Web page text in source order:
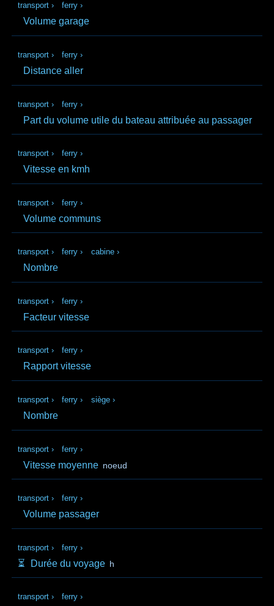
transport › ferry ›
Volume garage
transport › ferry ›
Distance aller
transport › ferry ›
Part du volume utile du bateau attribuée au passager
transport › ferry ›
Vitesse en kmh
transport › ferry ›
Volume communs
transport › ferry › cabine ›
Nombre
transport › ferry ›
Facteur vitesse
transport › ferry ›
Rapport vitesse
transport › ferry › siège ›
Nombre
transport › ferry ›
Vitesse moyenne noeud
transport › ferry ›
Volume passager
transport › ferry ›
⏳️ Durée du voyage h
transport › ferry ›